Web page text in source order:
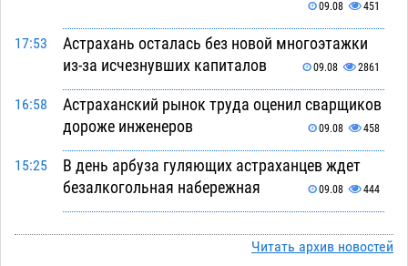
09.08 451
17:53
Астрахань осталась без новой многоэтажки
из-за исчезнувших капиталов
09.08 2861
16:58
Астраханский рынок труда оценил сварщиков
дороже инженеров
09.08 458
15:25
В день арбуза гуляющих астраханцев ждет
безалкогольная набережная
09.08 444
Астрахани в кредитную яму
09.08 1020
Читать архив новостей